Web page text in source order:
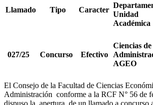
Llamado Tipo Caracter
Unidad
Académica
027/25 Concurso Efectivo
Ciencias de
AGEO
El Consejo de la Facultad de Ciencias
Administración conforme a la RCF N° 56 de
dispuso la apertura de un llamado a concurso